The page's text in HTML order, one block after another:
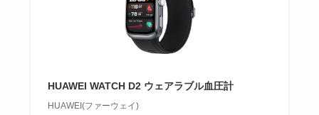
HUAWEI WATCH D2 ウェアラブル血圧計
HUAWEI(ファーウェイ)